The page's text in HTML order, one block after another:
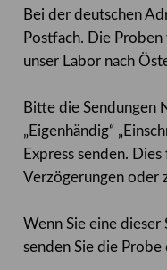
Bei der deutschen
Postfach. Die
unser Labor nach
Bitte die Sendungen
„Eigenhändig“
Express senden.
Verzögerungen oder
Wenn Sie eine dieser
senden Sie die